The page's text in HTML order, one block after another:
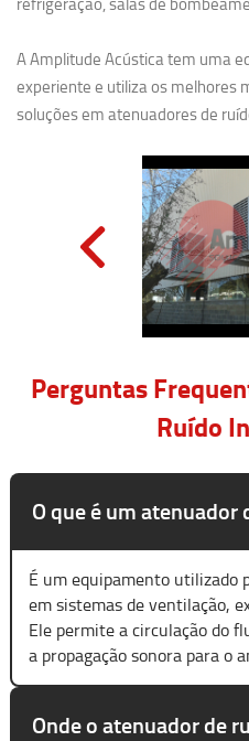
A Amplitude Acústica tem uma
experiente e utiliza os melhores
soluções em atenuadores de
Perguntas
Ruído
O que é um atenuador
É um equipamento utilizado
em sistemas de ventilação,
Ele permite a circulação do
a propagação sonora para o
Onde o atenuador de